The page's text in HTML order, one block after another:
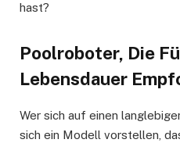
hast?
Poolroboter, Die
Lebensdauer
Wer sich auf einen
sich ein Modell vorstellen,